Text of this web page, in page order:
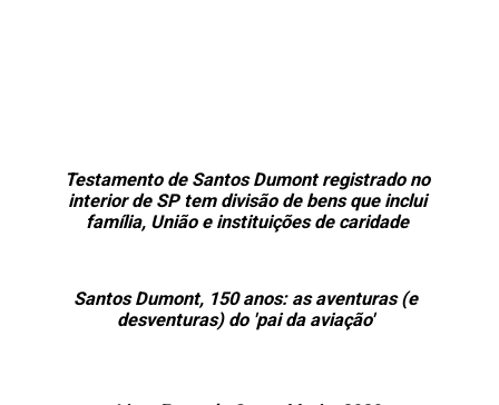
Testamento de Santos Dumont registrado no
interior de SP tem divisão de bens que inclui
família, União e instituições de caridade
Santos Dumont, 150 anos: as aventuras (e
desventuras) do 'pai da aviação'